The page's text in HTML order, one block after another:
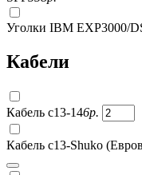
Уголки IBM EXP3000/
Кабели
Кабель c13-146р.
Кабель c13-Shuko